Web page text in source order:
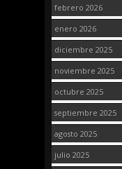
febrero 2026
enero 2026
diciembre 2025
noviembre 2025
octubre 2025
septiembre 2025
agosto 2025
julio 2025